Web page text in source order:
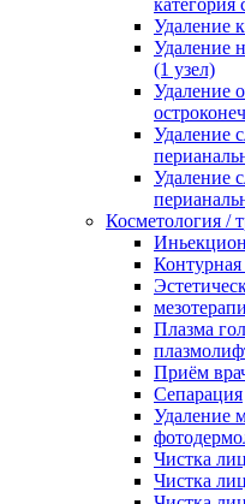
категория
Удаление
Удаление
(1 узел)
Удаление
Удаление
Удаление
Косметология /
Контурная
Плазма
Приём
Сепарация
Удаление
Чистка
Чистка